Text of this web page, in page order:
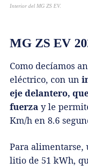
Interior del MG ZS EV.
MG ZS EV
Como decíamos
eléctrico, con un
eje delantero,
fuerza y le
Km/h en 8.6
Para alimentarse,
litio de 51 kWh,